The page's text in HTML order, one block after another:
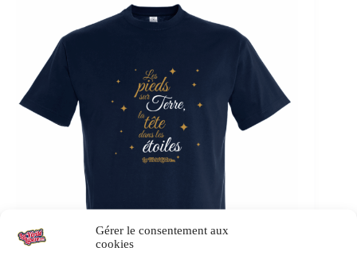
Gérer le consentement aux
cookies